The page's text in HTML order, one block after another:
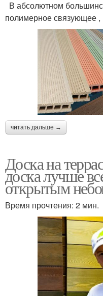
В абсолютном
полимерное связующее ,
читать дальше →
Доска на
доска лучше
открытым
Время прочтения: 2 мин.